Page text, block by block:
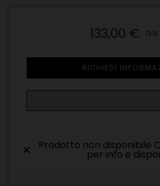
133,00 €
RICHIEDI
Prodotto non disponibile
per info e